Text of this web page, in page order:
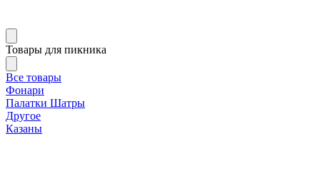
Товары для пикника
Все товары
Фонари
Палатки Шатры
Другое
Казаны